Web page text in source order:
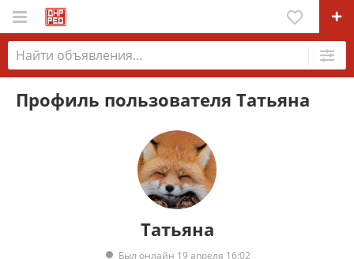
Профиль пользователя Татьяна
Татьяна
Был онлайн 19 апреля 16:02